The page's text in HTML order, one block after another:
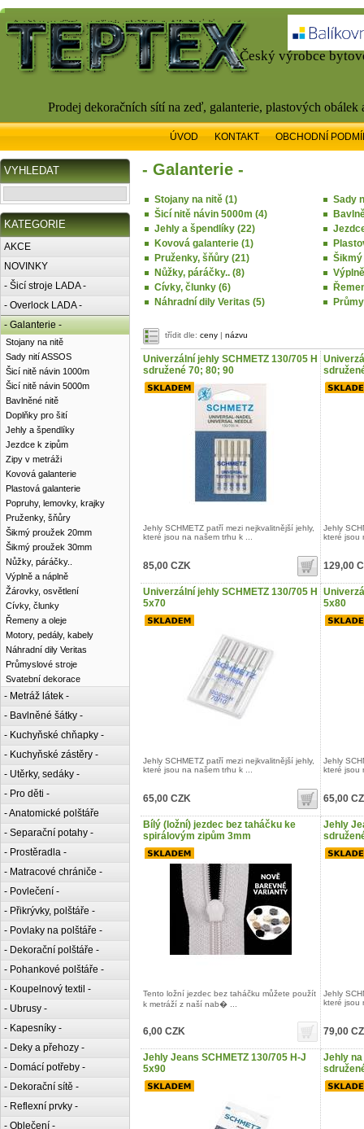
Český výrobce
Prodej dekoračních sítí na zeď, galanterie, plastových
ÚVOD KONTAKT OBCHODNÍ
VYHLEDAT
KATEGORIE
AKCE
NOVINKY
- Šicí stroje LADA -
- Overlock LADA -
- Galanterie -
Stojany na nitě
Sady nití ASSOS
Šicí nitě návin 1000m
Šicí nitě návin 5000m
Bavlněné nitě
Doplňky pro šití
Jehly a špendlíky
Jezdce k zipům
Zipy v metráži
Kovová galanterie
Plastová galanterie
Popruhy, lemovky, krajky
Pruženky, šňůry
Šikmý proužek 20mm
Šikmý proužek 30mm
Nůžky, páráčky..
Výplně a náplně
Žárovky, osvětlení
Cívky, člunky
Řemeny a oleje
Motory, pedály, kabely
Náhradní dily Veritas
Průmyslové stroje
Svatební dekorace
- Metráž látek -
- Bavlněné šátky -
- Kuchyňské chňapky -
- Kuchyňské zástěry -
- Utěrky, sedáky -
- Pro děti -
- Anatomické polštáře
- Separační potahy -
- Prostěradla -
- Matracové chrániče -
- Povlečení -
- Přikrývky, polštáře -
- Povlaky na polštáře -
- Dekorační polštáře -
- Pohankové polštáře -
- Koupelnový textil -
- Ubrusy -
- Kapesníky -
- Deky a přehozy -
- Domácí potřeby -
- Dekorační sítě -
- Reflexní prvky -
- Oblečení -
- Galanterie -
Stojany na nitě (1)
Sady
Šicí nitě návin 5000m (4)
Jehly a špendlíky (22)
Kovová galanterie (1)
Pruženky, šňůry (21)
Šikmý
Nůžky, páráčky.. (8)
Cívky, člunky (6)
Náhradní dily Veritas (5)
třídit dle: ceny | názvu
Univerzální jehly SCHMETZ 130/705 H
sdružené 70; 80; 90
Jehly SCHMETZ patří mezi nejkvalitnější jehly,
které jsou na našem trhu k ...
85,00 CZK
Jehly
které jsou
129,00
Univerzální jehly SCHMETZ 130/705 H
5x70
Jehly SCHMETZ patří mezi nejkvalitnější jehly,
které jsou na našem trhu k ...
65,00 CZK
5x80
Jehly
které jsou
65,00
Bílý (ložní) jezdec bez taháčku ke
spirálovým zipům 3mm
Tento ložní jezdec bez taháčku můžete použít
k metráží z naší nab� ...
6,00 CZK
Jehly
Jehly
které jsou
79,00
Jehly Jeans SCHMETZ 130/705 H-J
5x90
Jehly na